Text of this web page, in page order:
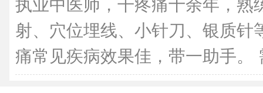
射、穴位埋线、小针刀、银质针
痛常见疾病效果佳，带一助手。